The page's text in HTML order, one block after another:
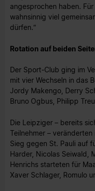
angesprochen haben.
wahnsinnig viel
dürfen.“
Rotation auf beiden
Der Sport-Club ging im
mit vier Wechseln in das
Jordy Makengo, Derry
Bruno Ogbus, Philipp
Die Leipziger – bereits
Teilnehmer –
Sieg gegen St. Pauli auf
Harder, Nicolas Seiwald,
Henrichs starteten für
Xaver Schlager, Romulo